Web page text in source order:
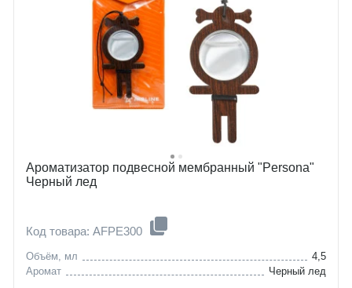
Ароматизатор подвесной мембранный "Persona"
Черный лед
Код товара: AFPE300
Объём, мл
4,5
Аромат
Черный лед